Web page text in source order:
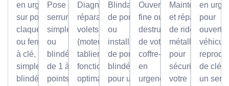
en urgence
sur portes
claquées
ou fermées
à clé,
simples ou
blindées
Pose de
serrures,
simples
ou
blindée
de 1 à 5
points,
Diagnostic et
réparation de
volets roulants
(moteur ou
tablier) pour un
fonctionnement
optimal.
Blindage
de porte
ou
installation
de portes
blindées
pour une
Ouverture
fine ou par
destruction
de votre
coffre-fort
en
urgence.
Maintenance
et réparation
de rideaux
métalliques
pour
sécuriser
votre
en
pour
de clé
un